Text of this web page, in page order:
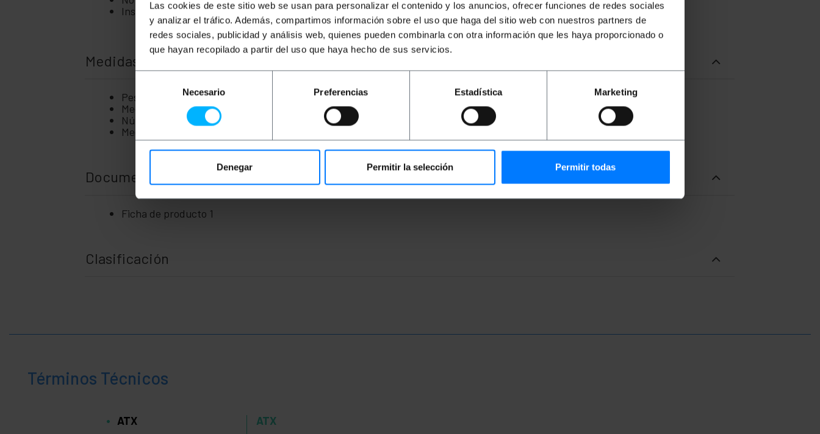
Las cookies de este sitio web se usan para personalizar el contenido y los anuncios, ofrecer funciones de redes sociales
y analizar el tráfico. Además, compartimos información sobre el uso que haga del sitio web con nuestros partners de
redes sociales, publicidad y análisis web, quienes pueden combinarla con otra información que les haya proporcionado o
que hayan recopilado a partir del uso que haya hecho de sus servicios.
consentimiento
Necesario Preferencias Estadística Marketing
Denegar Permitir la selección Permitir todas
Instalación opcional de guías laterales extraíbles
Medidas y pesos
Peso bruto: 11.5 kg
Medidas del producto (ancho x profundidad x alto): 48.2 x 32.0 x 17.7 cm
Número de paquetes: 1
Medidas del paquete: 56.0 x 47.0 x 26.0 cm
Documentación
Ficha de producto 1
Clasificación
Términos Técnicos
ATX
ATX